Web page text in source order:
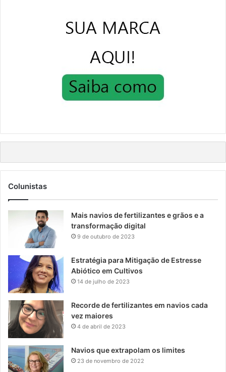
Colunistas
Mais navios de fertilizantes e grãos e a
transformação digital
9 de outubro de 2023
Estratégia para Mitigação de Estresse
Abiótico em Cultivos
14 de julho de 2023
Recorde de fertilizantes em navios cada
vez maiores
4 de abril de 2023
Navios que extrapolam os limites
23 de novembro de 2022